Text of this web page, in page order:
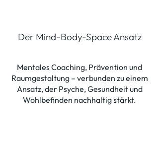
Der Mind-Body-Space Ansatz
Mentales Coaching, Prävention und
Raumgestaltung – verbunden zu einem
Ansatz, der Psyche, Gesundheit und
Wohlbefinden nachhaltig stärkt.